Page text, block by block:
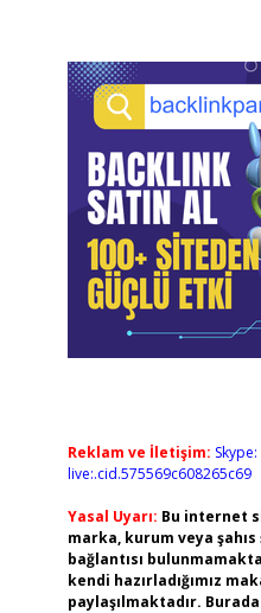
Reklam ve İletişim: Skype:
live:.cid.575569c608265c69
Yasal Uyarı: Bu internet
marka, kurum veya
bağlantısı
kendi hazırladığımız
paylaşılmaktadır.